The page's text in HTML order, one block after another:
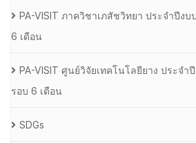
PA-VISIT ภาควิชาเภสัชวิทยา ประจำปีง
6 เดือน
PA-VISIT ศูนย์วิจัยเทคโนโลยียาง ประจ
รอบ 6 เดือน
SDGs